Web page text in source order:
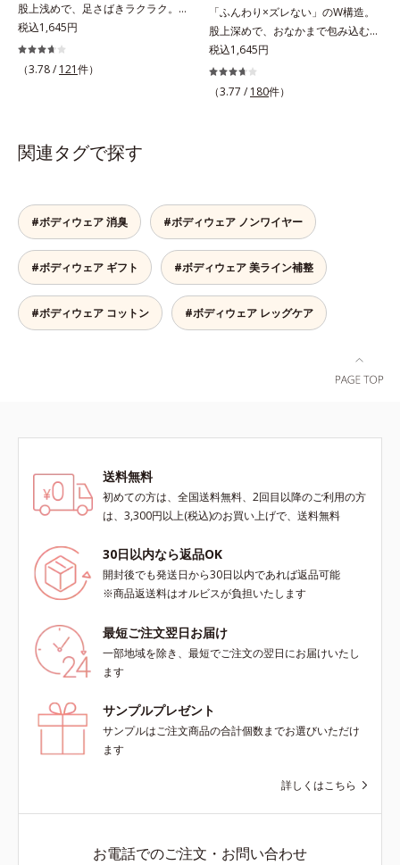
股上浅めで、足さばきラクラク。肌
ストレスのない究極のリラックス感
たっぷりの布分量を使った立体設計
でヒップをすっぽり包み込み、ズレ
く、肌ストレスのない究極のリラッ
クです。※エブリラショーツはすべ
て同色2枚組です。
税込1,645円
（3.78 / 121件）
「ふんわり×ズレない」のW構造。
股上深めで、おなかまで包み込む。
肌ストレスのない究極のリラックス
感たっぷりの布分量を使った立体設
計でヒップをすっぽり包み込み、ズ
は股上が深めで、おなかまですっぽ
り包み込みます。※エブリラショー
ツはすべて同色2枚組です。
税込1,645円
（3.77 / 180件）
関連タグで探す
#ボディウェア 消臭 #ボディウェア ノンワイヤー
#ボディウェア ギフト #ボディウェア 美ライン補整
#ボディウェア コットン #ボディウェア レッグケア
送料無料
初めての方は、全国送料無料、2回目以降のご利用の方
は、3,300円以上(税込)のお買い上げで、送料無料
30日以内なら返品OK
開封後でも発送日から30日以内であれば返品可能
※商品返送料はオルビスが負担いたします
最短ご注文翌日お届け
一部地域を除き、最短でご注文の翌日にお届けいたし
ます
サンプルプレゼント
サンプルはご注文商品の合計個数までお選びいただけ
ます
詳しくはこちら
お電話でのご注文・お問い合わせ